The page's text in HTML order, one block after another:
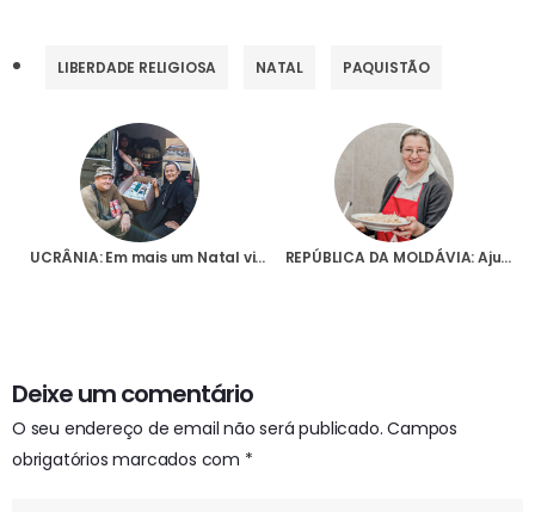
LIBERDADE RELIGIOSA NATAL PAQUISTÃO
UCRÂNIA: Em mais um Natal vivido em plena guerra, a Igreja agradece a ajuda material e espiritual da Fundação AIS REPÚBLICA DA MOLDÁVIA: Ajuda à subsistência de 21 religiosas e um religioso
Deixe um comentário
O seu endereço de email não será publicado. Campos
obrigatórios marcados com *